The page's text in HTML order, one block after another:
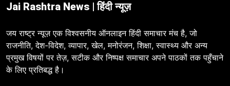
Jai Rashtra News | हिंदी न्यूज़
जय राष्ट्र न्यूज़ एक विश्वसनीय ऑनलाइन हिंदी समाचार मंच है, जो
राजनीति, देश-विदेश, व्यापार, खेल, मनोरंजन, शिक्षा, स्वास्थ्य और अन्य
प्रमुख विषयों पर तेज़, सटीक और निष्पक्ष समाचार अपने पाठकों तक पहुँचाने
के लिए प्रतिबद्ध है।